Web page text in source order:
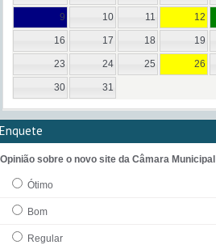
9 10 11 12
16 17 18 19
23 24 25 26
30 31
Enquete
Opinião sobre o novo site da Câmara Municipal
Ótimo
Bom
Regular